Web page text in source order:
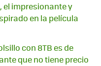
el impresionante y
en la película
con 8TB es de
que no tiene precio